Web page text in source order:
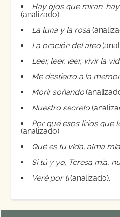
Hay ojos que miran,
(analizado).
La luna y la rosa
La oración del ateo
Leer, leer, leer, vivir la
Me destierro a la
Morir soñando
Nuestro secreto
Por qué esos lirios que
(analizado).
Qué es tu vida, alma
Si tú y yo, Teresa mía,
Veré por ti(analizado).